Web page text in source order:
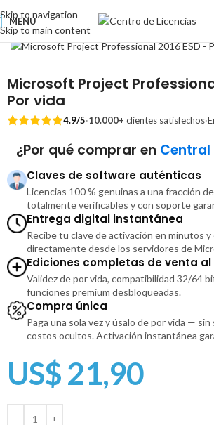
Skip to navigation
Skip to main content
MENU
Microsoft Project
Por vida
4.9/5·10.000+ clientes satisfechos·
¿Por qué comprar en Central
Claves de software auténticas
Licencias 100 % genuinas a una fracción
totalmente verificables y con soporte
Entrega digital instantánea
Recibe tu clave de activación en minutos y
directamente desde los servidores de
Ediciones completas de venta
Validez de por vida, compatibilidad 32/64
funciones premium desbloqueadas.
Compra única
Paga una sola vez y úsalo de por vida —
costos ocultos. Activación instantánea
US$21,90